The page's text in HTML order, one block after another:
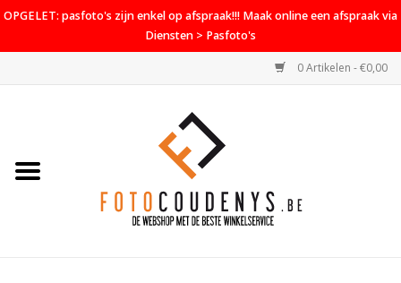
OPGELET: pasfoto's zijn enkel op afspraak!!! Maak online een afspraak via
Diensten > Pasfoto's
0 Artikelen - €0,00
Home